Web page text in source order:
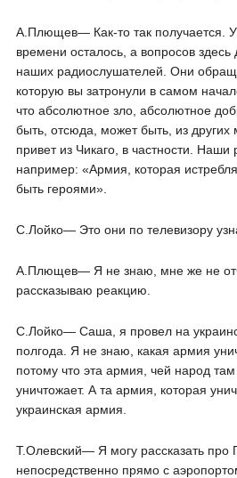
А.Плющев― Как-то так получается.
времени осталось, а вопросов здесь
наших радиослушателей. Они
которую вы затронули в самом
что абсолютное зло, абсолютное
быть, отсюда, может быть, из
привет из Чикаго, в частности.
например: «Армия, которая
быть героями».
С.Лойко― Это они по телевизору
А.Плющев― Я не знаю, мне же не
рассказываю реакцию.
С.Лойко― Саша, я провел на
полгода. Я не знаю, какая армия
потому что эта армия, чей народ
уничтожает. А та армия, которая
украинская армия.
Т.Олевский― Я могу рассказать про
непосредственно прямо с